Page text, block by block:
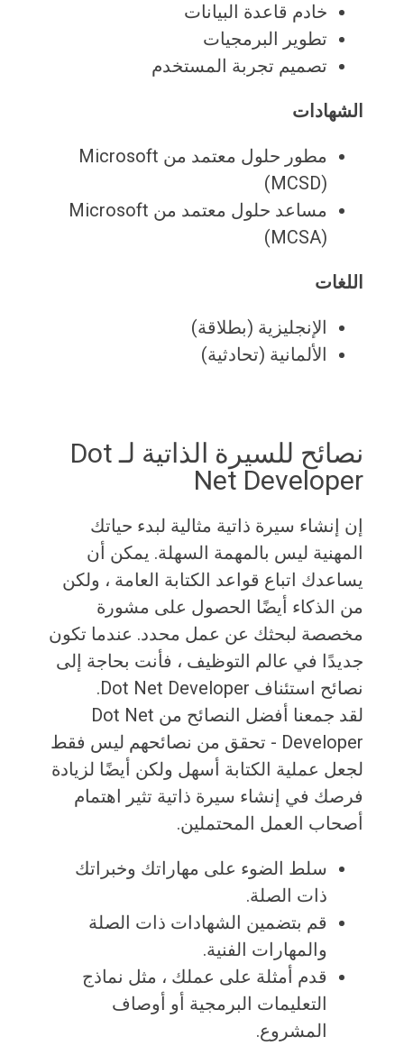
خادم قاعدة البيانات
تطوير البرمجيات
تصميم تجربة المستخدم
الشهادات
مطور حلول معتمد من Microsoft
(MCSD)
مساعد حلول معتمد من Microsoft
(MCSA)
اللغات
الإنجليزية (بطلاقة)
الألمانية (تحادثية)
نصائح للسيرة الذاتية لـ Dot
Net Developer
إن إنشاء سيرة ذاتية مثالية لبدء حياتك
المهنية ليس بالمهمة السهلة. يمكن أن
يساعدك اتباع قواعد الكتابة العامة ، ولكن
من الذكاء أيضًا الحصول على مشورة
مخصصة لبحثك عن عمل محدد. عندما تكون
جديدًا في عالم التوظيف ، فأنت بحاجة إلى
نصائح استئناف Dot Net Developer.
لقد جمعنا أفضل النصائح من Dot Net
Developer - تحقق من نصائحهم ليس فقط
لجعل عملية الكتابة أسهل ولكن أيضًا لزيادة
فرصك في إنشاء سيرة ذاتية تثير اهتمام
أصحاب العمل المحتملين.
سلط الضوء على مهاراتك وخبراتك
ذات الصلة.
قم بتضمين الشهادات ذات الصلة
والمهارات الفنية.
قدم أمثلة على عملك ، مثل نماذج
التعليمات البرمجية أو أوصاف
المشروع.